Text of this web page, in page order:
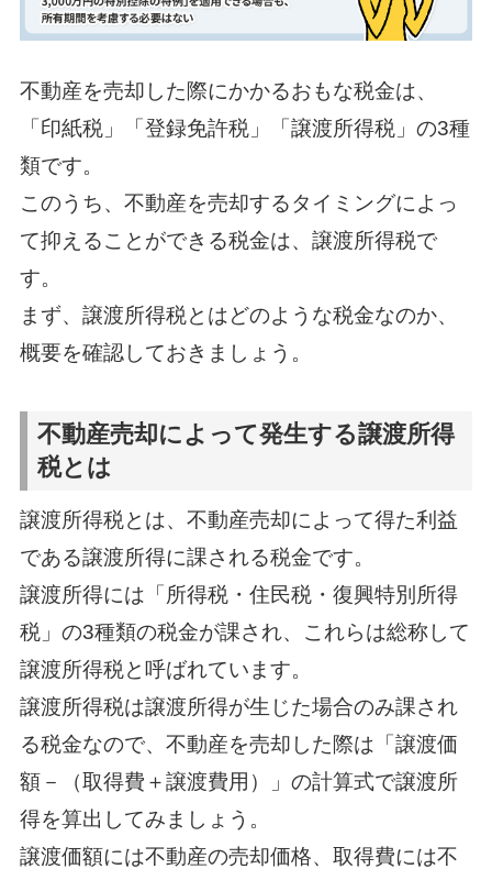
不動産を売却した際にかかるおもな税金は、
「印紙税」「登録免許税」「譲渡所得税」の3種
類です。
このうち、不動産を売却するタイミングによっ
て抑えることができる税金は、譲渡所得税で
す。
まず、譲渡所得税とはどのような税金なのか、
概要を確認しておきましょう。
不動産売却によって発生する譲渡所得
税とは
譲渡所得税とは、不動産売却によって得た利益
である譲渡所得に課される税金です。
譲渡所得には「所得税・住民税・復興特別所得
税」の3種類の税金が課され、これらは総称して
譲渡所得税と呼ばれています。
譲渡所得税は譲渡所得が生じた場合のみ課され
る税金なので、不動産を売却した際は「譲渡価
額－（取得費＋譲渡費用）」の計算式で譲渡所
得を算出してみましょう。
譲渡価額には不動産の売却価格、取得費には不